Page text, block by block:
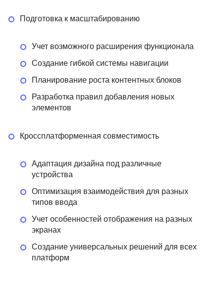
Подготовка к масштабированию
Учет возможного расширения функционала
Создание гибкой системы навигации
Планирование роста контентных блоков
Разработка правил добавления новых
элементов
Кроссплатформенная совместимость
Адаптация дизайна под различные
устройства
Оптимизация взаимодействия для разных
типов ввода
Учет особенностей отображения на разных
экранах
Создание универсальных решений для всех
платформ